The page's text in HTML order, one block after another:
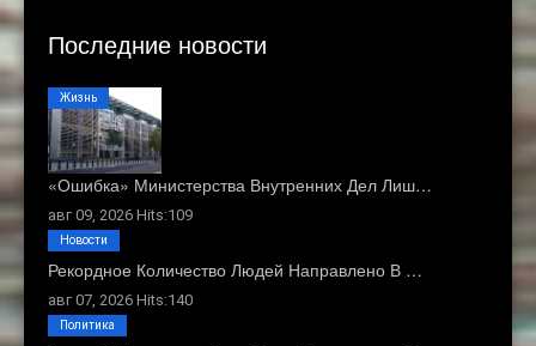
Последние новости
«Ошибка» Министерства Внутренних Дел Лиш…
авг 09, 2026 Hits:109
Жизнь
Рекордное Количество Людей Направлено В …
авг 07, 2026 Hits:140
Новости
Политика